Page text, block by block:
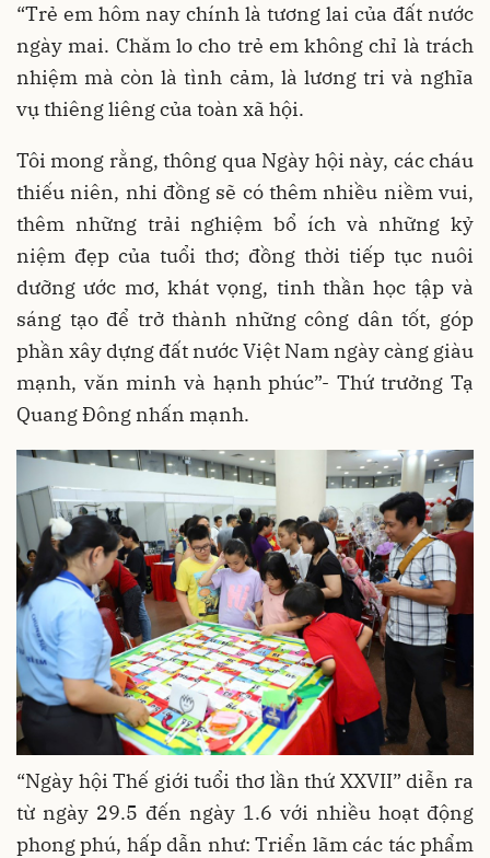
“Trẻ em hôm nay chính là tương lai của đất nước
ngày mai. Chăm lo cho trẻ em không chỉ là trách
nhiệm mà còn là tình cảm, là lương tri và nghĩa
vụ thiêng liêng của toàn xã hội.
Tôi mong rằng, thông qua Ngày hội này, các cháu
thiếu niên, nhi đồng sẽ có thêm nhiều niềm vui,
thêm những trải nghiệm bổ ích và những kỷ
niệm đẹp của tuổi thơ; đồng thời tiếp tục nuôi
dưỡng ước mơ, khát vọng, tinh thần học tập và
sáng tạo để trở thành những công dân tốt, góp
phần xây dựng đất nước Việt Nam ngày càng giàu
mạnh, văn minh và hạnh phúc”- Thứ trưởng Tạ
Quang Đông nhấn mạnh.
“Ngày hội Thế giới tuổi thơ lần thứ XXVII” diễn ra
từ ngày 29.5 đến ngày 1.6 với nhiều hoạt động
phong phú, hấp dẫn như: Triển lãm các tác phẩm